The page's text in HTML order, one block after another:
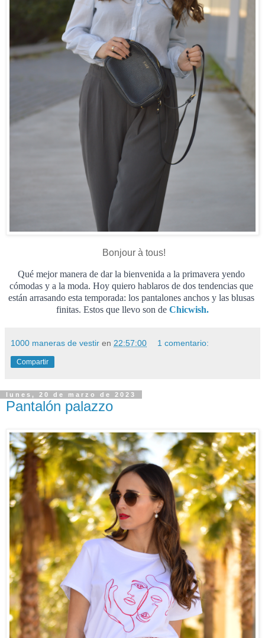
Bonjour à tous!
Qué mejor manera de dar la bienvenida a la primavera yendo
cómodas y a la moda. Hoy quiero hablaros de dos tendencias que
están arrasando esta temporada: los pantalones anchos y las blusas
finitas. Estos que llevo son de Chicwish.
1000 maneras de vestir en 22:57:00 1 comentario:
Compartir
lunes, 20 de marzo de 2023
Pantalón palazzo